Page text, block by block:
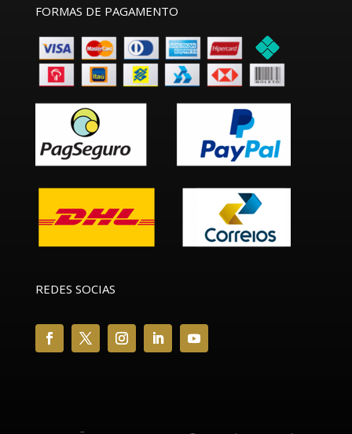
FORMAS DE PAGAMENTO
REDES SOCIAS